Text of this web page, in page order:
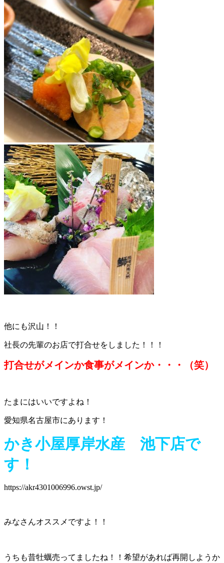
他にも沢山！！
社長の先輩のお店で打合せをしました！！！
打合せがメインか食事がメインか・・・（笑）
たまにはいいですよね！
愛知県名古屋市にあります！
かき小屋厚岸水産 池下店で
す！
https://akr4301006996.owst.jp/
みなさんオススメですよ！！
うちも昔牡蠣売ってましたね！！希望があれば再開しようか